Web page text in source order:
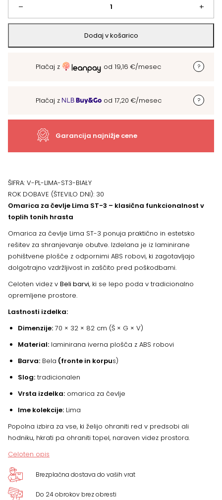
–
Omarica
za
predsobo
količina
+
Dodaj v košarico
Plačaj z od 19,16 €/mesec
Plačaj z od 17,20 €/mesec
Garancija najnižje cene
ŠIFRA: V-PL-LIMA-ST3-BIAŁY
ROK DOBAVE (ŠTEVILO DNI): 30
Omarica za čevlje Lima ST-3 – klasična funkcionalnost v
toplih tonih hrasta
Omarica za čevlje Lima ST-3 ponuja praktično in estetsko
rešitev za shranjevanje obutve. Izdelana je iz laminirane
pohištvene plošče z odpornimi ABS robovi, ki zagotavljajo
dolgotrajno vzdržljivost in zaščito pred poškodbami.
Celoten videz v Beli barvi, ki se lepo poda v tradicionalno
opremljene prostore.
Lastnosti izdelka:
Dimenzije: 70 × 32 × 82 cm (Š × G × V)
Material: laminirana iverna plošča z ABS robovi
Barva: Bela (fronte in korpus)
Slog: tradicionalen
Vrsta izdelka: omarica za čevlje
Ime kolekcije: Lima
Popolna izbira za vse, ki želijo ohraniti red v predsobi ali
hodniku, hkrati pa ohraniti topel, naraven videz prostora.
Celoten opis
Brezplačna dostava do vaših vrat
Do 24 obrokov brez obresti